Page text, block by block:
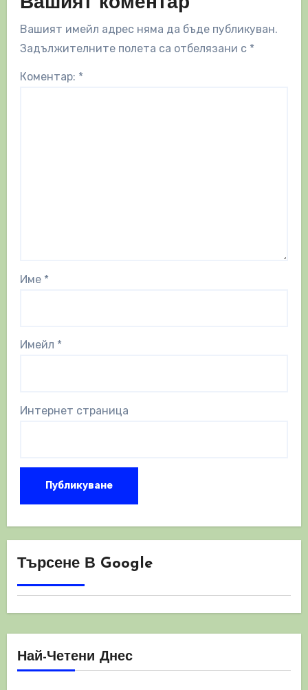
Вашият имейл адрес няма да бъде публикуван.
Задължителните полета са отбелязани с *
Коментар: *
Име *
Имейл *
Интернет страница
Търсене В Google
Най-Четени Днес